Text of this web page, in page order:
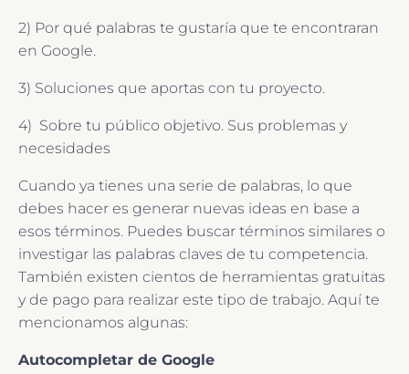
2) Por qué palabras te gustaría que te encontraran
en Google.
3) Soluciones que aportas con tu proyecto.
4) Sobre tu público objetivo. Sus problemas y
necesidades
Cuando ya tienes una serie de palabras, lo que
debes hacer es generar nuevas ideas en base a
esos términos. Puedes buscar términos similares o
investigar las palabras claves de tu competencia.
También existen cientos de herramientas gratuitas
y de pago para realizar este tipo de trabajo. Aquí te
mencionamos algunas:
Autocompletar de Google